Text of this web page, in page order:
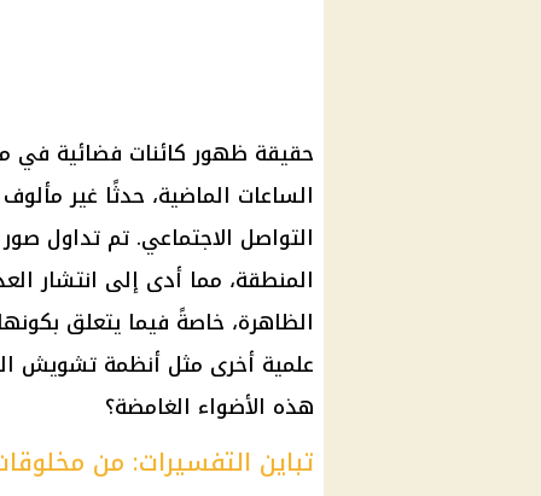
حقيقة ظهور كائنات فضائية
الساعات الماضية، حدثًا غير
التواصل الاجتماعي. تم تداول
المنطقة، مما أدى إلى انتشار
الظاهرة، خاصةً فيما يتعلق
علمية أخرى مثل أنظمة تشويش
هذه الأضواء الغامضة؟
تباين التفسيرات: من